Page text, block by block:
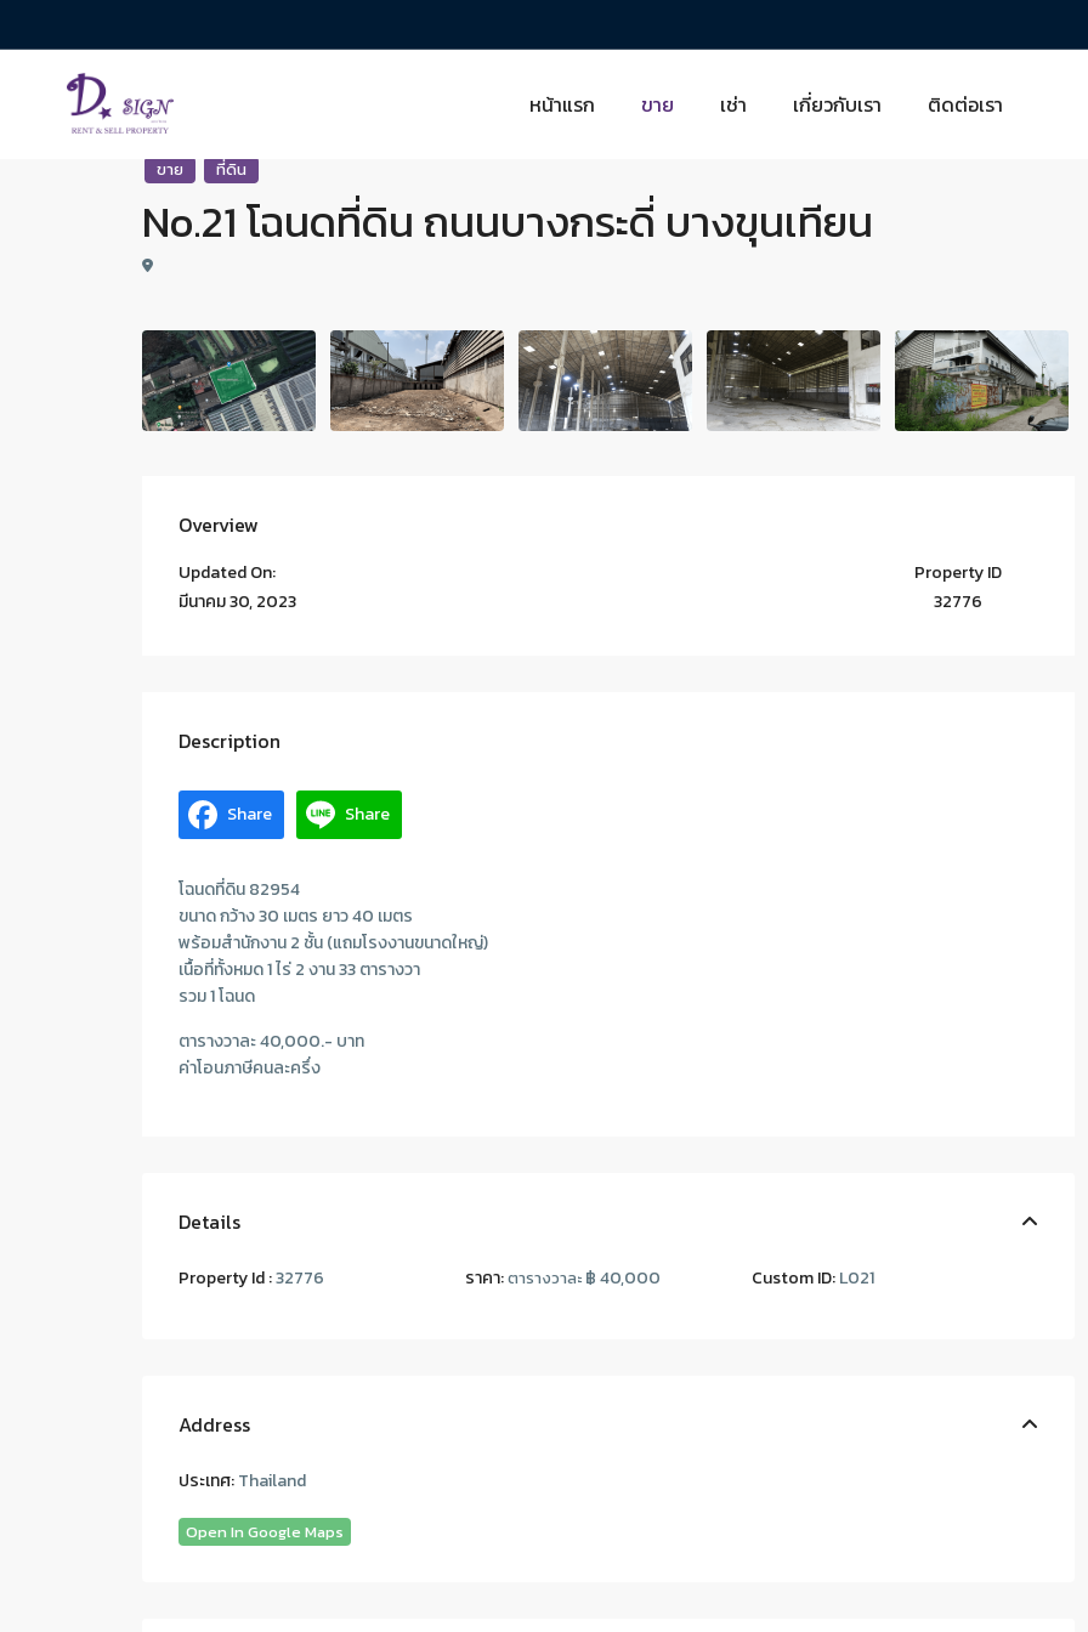
หน้าแรก ขาย เช่า เกี่ยวกับเรา ติดต่อเรา
ขาย ที่ดิน
No.21 โฉนดที่ดิน ถนนบางกระดี่ บางขุนเทียน
Overview
Updated On:
มีนาคม 30, 2023
Property ID
32776
Description
Share Share
โฉนดที่ดิน 82954
ขนาด กว้าง 30 เมตร ยาว 40 เมตร
พร้อมสำนักงาน 2 ชั้น (แถมโรงงานขนาดใหญ่)
เนื้อที่ทั้งหมด 1 ไร่ 2 งาน 33 ตารางวา
รวม 1 โฉนด
ตารางวาละ 40,000.- บาท
ค่าโอนภาษีคนละครึ่ง
Details
Property Id :32776 ราคา:ตารางวาละ ฿ 40,000 Custom ID:L021
Address
ประเทศ:Thailand
Open In Google Maps